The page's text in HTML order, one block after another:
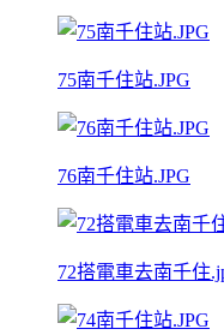
75南千住站.JPG
76南千住站.JPG
72搭電車去南千住